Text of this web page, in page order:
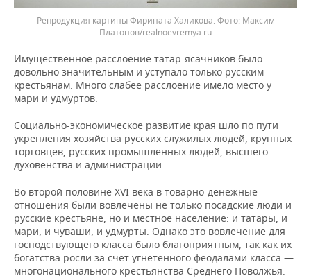
Репродукция картины Фирината Халикова.
Максим
Платонов/realnoevremya.ru
Имущественное расслоение татар-ясачников было
довольно значительным и уступало только русским
крестьянам. Много слабее расслоение имело место у
мари и удмуртов.
Социально-экономическое развитие края шло по пути
укрепления хозяйства русских служилых людей, крупных
торговцев, русских промышленных людей, высшего
духовенства и администрации.
Во второй половине XVI века в товарно-денежные
отношения были вовлечены не только посадские люди и
русские крестьяне, но и местное население: и татары, и
мари, и чуваши, и удмурты. Однако это вовлечение для
господствующего класса было благоприятным, так как их
богатства росли за счет угнетенного феодалами класса —
многонационального крестьянства Среднего Поволжья.